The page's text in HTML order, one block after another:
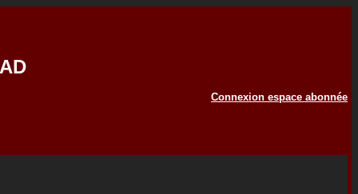
Connexion espace abonnée